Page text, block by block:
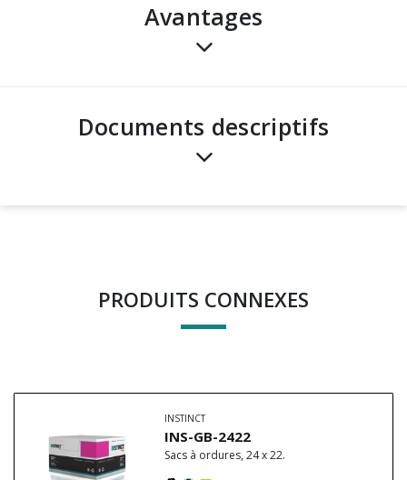
avantages
Documents descriptifs
PRODUITS CONNEXES
INSTINCT
INS-GB-2422
Sacs à ordures, 24 x 22.